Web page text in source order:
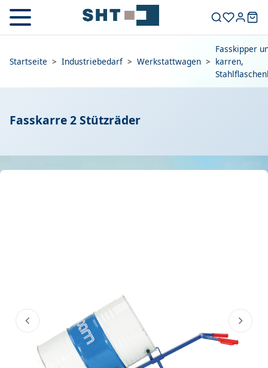
Startseite > Industriebedarf > Werkstattwagen >
Fasskipper
karren,
Fasskarre 2 Stützräder